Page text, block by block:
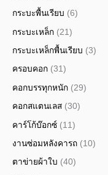
กระบะพื้นเรียบ (6)
กระบะเหล็ก (21)
กระบะเหล็กพื้นเรียบ (3)
ครอบคอก (31)
คอกบรรทุกหนัก (29)
คอกสแตนเลส (30)
คาร์โก้บ๊อกซ์ (11)
งานซ่อมหลังคารถ (10)
ตาข่ายผ้าใบ (40)